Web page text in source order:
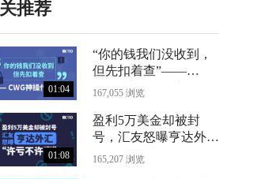
推荐
01:04
“你的钱我们没收到，
但先扣着查”——
CWG神操作曝光
167,055 浏览
01:08
盈利5万美金却被封
号，汇友怒曝亨达外汇
“许亏不许赢”
165,207 浏览